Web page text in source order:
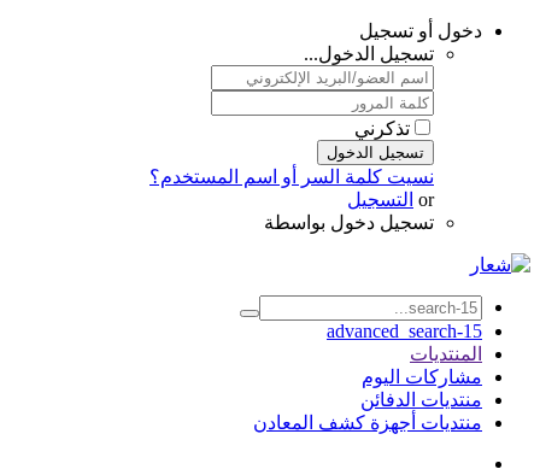
دخول أو تسجيل
تسجيل الدخول...
تذكرني
تسجيل الدخول
نسيت كلمة السر أو اسم المستخدم؟
or التسجيل
تسجيل دخول بواسطة
advanced_search-15
المنتديات
مشاركات اليوم
منتديات الدفائن
منتديات أجهزة كشف المعادن